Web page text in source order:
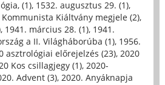
(1), 1532. augusztus 29. (1),
Kiáltvány megjele (2),
, 1941. március 28. (1), 1941.
a II. Világháborúba (1), 1956.
asztrológiai előrejelzés (23), 2020
Kos csillagjegy (1), 2020-
Advent (3), 2020. Anyáknapja